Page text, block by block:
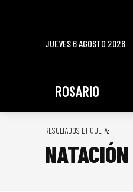
JUEVES 6 AGOSTO 2026
ROSARIO
RESULTADOS ETIQUETA:
NATACIÓN